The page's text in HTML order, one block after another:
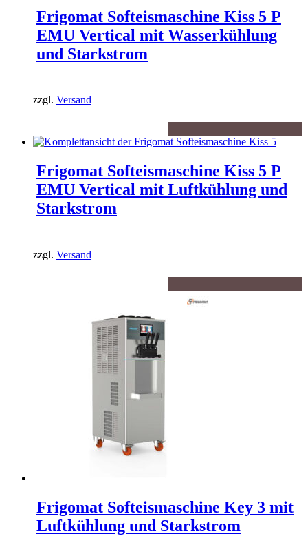
Frigomat Softeismaschine Kiss 5 P
EMU Vertical mit Wasserkühlung
und Starkstrom
zzgl. Versand
Frigomat Softeismaschine Kiss 5 P
EMU Vertical mit Luftkühlung und
Starkstrom
zzgl. Versand
Frigomat Softeismaschine Key 3 mit
Luftkühlung und Starkstrom